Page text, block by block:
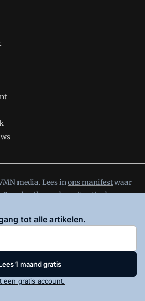
media. Lees inons manifestwaar
gebruik van deze site zijn de
|Privacy instellingen
tot alle artikelen.
1 maand gratis
een gratis account.